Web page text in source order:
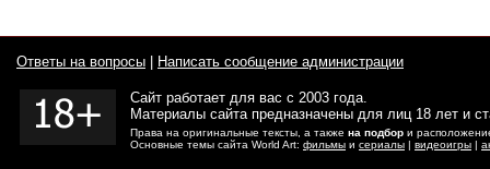
Ответы на вопросы Написать сообщение администрации
Сайт работает для вас с 2003 года.
Материалы сайта предназначены для лиц 18 лет и
Права на оригинальные тексты, а также на подбор и
Основные темы сайта World Art: фильмы и сериалы | видеоигры |